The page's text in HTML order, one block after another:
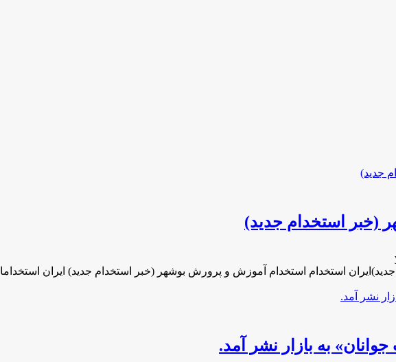
(خبر استخدام جدید)
استخدام استخدام آموزش و پرورش بوشهر (خبر استخدام جدید) ایران
به بازار نشر آمد.